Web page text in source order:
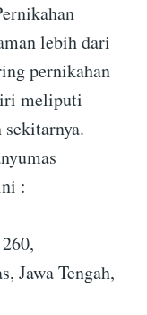
lebih dari
pernikahan
meliputi
sekitarnya.
:
Jawa Tengah,